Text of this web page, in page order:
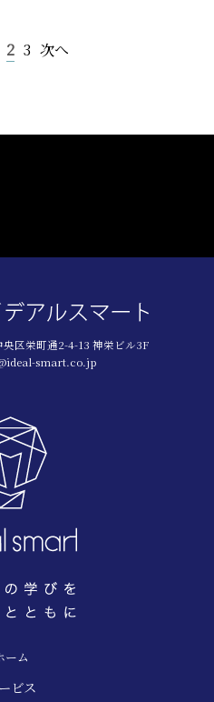
2 3 次へ
央区栄町通2-4-13 神栄ビル3F
smart.co.jp
ーム
ビス